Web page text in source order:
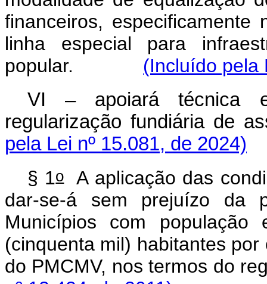
financeiros,
linha especial para
popular.
(Incluído pela
VI – apoiará técnica
regularização fundiária
pela Lei nº 15.081, de 2024)
§ 1oA aplicação das
dar-se-á sem prejuízo da
Municípios com
(cinquenta mil) habitantes
do PMCMV, nos termos do